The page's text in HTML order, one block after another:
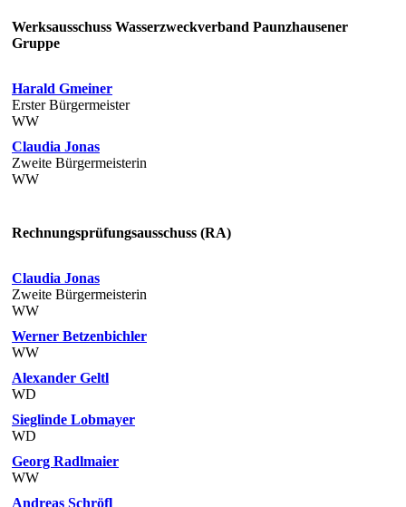
Werksausschuss Wasserzweckverband Paunzhausener
Gruppe
Harald Gmeiner
Erster Bürgermeister
WW
Claudia Jonas
Zweite Bürgermeisterin
WW
Rechnungsprüfungsausschuss (RA)
Claudia Jonas
Zweite Bürgermeisterin
WW
Werner Betzenbichler
WW
Alexander Geltl
WD
Sieglinde Lobmayer
WD
Georg Radlmaier
WW
Andreas Schröfl